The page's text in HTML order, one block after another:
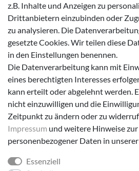
Zahlungsmöglichkeiten
Versanddienstleister
z.B. Inhalte und Anzeigen zu
Drittanbietern einzubinden oder
zu analysieren. Die
gesetzte Cookies. Wir teilen diese
in den Einstellungen benennen.
Die Datenverarbeitung kann mit
eines berechtigten Interesses
kann erteilt oder abgelehnt werden.
nicht einzuwilligen und die
Zeitpunkt zu ändern oder zu
Impressum und weitere Hinweise
personenbezogener Daten in unserer
Essenziell